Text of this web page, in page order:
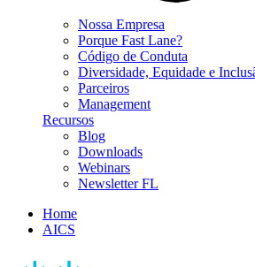
Nossa Empresa
Porque Fast Lane?
Código de Conduta
Diversidade, Equidade e
Parceiros
Management
Recursos
Blog
Downloads
Webinars
Newsletter FL
Home
AICS